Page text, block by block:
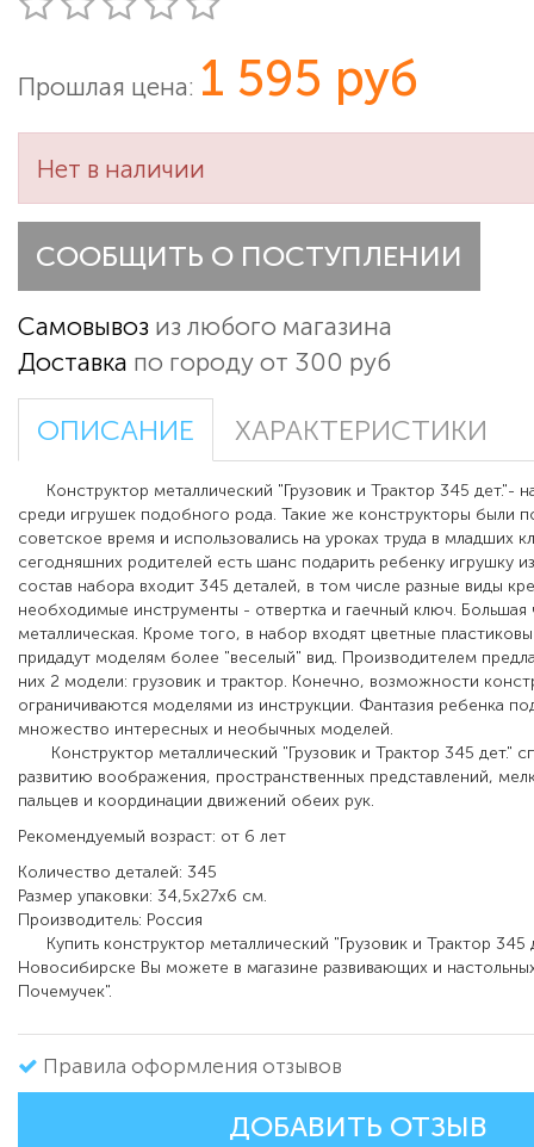
Прошлая цена: 1 595 руб
Нет в наличии
СООБЩИТЬ О ПОСТУПЛЕНИИ
Самовывоз из любого магазина
Доставка по городу от 300 руб
ОПИСАНИЕ ХАРАКТЕРИСТИКИ
Конструктор металлический "Грузовик и Трактор 345 дет."-
среди игрушек подобного рода. Такие же конструкторы были
советское время и использовались на уроках труда в младших
сегодняшних родителей есть шанс подарить ребенку игрушку
состав набора входит 345 деталей, в том числе разные виды
необходимые инструменты - отвертка и гаечный ключ. Большая
металлическая. Кроме того, в набор входят цветные
придадут моделям более "веселый" вид. Производителем
них 2 модели: грузовик и трактор. Конечно, возможности
ограничиваются моделями из инструкции. Фантазия ребенка
множество интересных и необычных моделей.
Конструктор металлический "Грузовик и Трактор 345 дет."
развитию воображения, пространственных представлений,
пальцев и координации движений обеих рук.
Рекомендуемый возраст: от 6 лет
Количество деталей: 345
Размер упаковки: 34,5х27х6 см.
Производитель: Россия
Купить конструктор металлический "Грузовик и Трактор 345
Новосибирске Вы можете в магазине развивающих и
Почемучек".
Правила оформления отзывов
ДОБАВИТЬ ОТЗЫВ